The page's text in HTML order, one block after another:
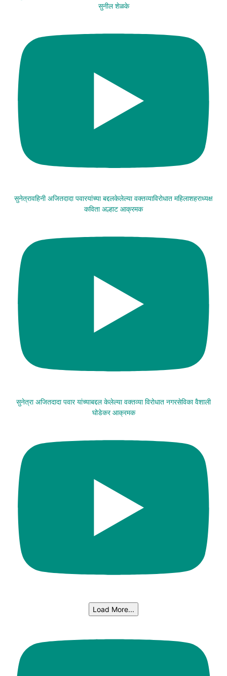
सुनील शेळके
सुनेत्रावहिनी अजितदादा पवारयांच्या बद्दलकेलेल्या वक्तव्याविरोधात महिलाशहराध्यक्ष
कविता अल्हाट आक्रमक
सुनेत्रा अजितदादा पवार यांच्याबद्दल केलेल्या वक्तव्या विरोधात नगरसेविका वैशाली
घोडेकर आक्रमक
Load More...